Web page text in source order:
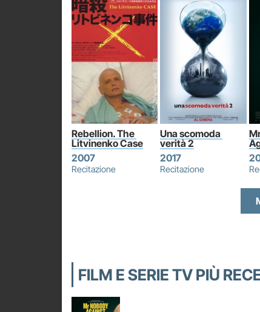
Rebellion. The
Litvinenko Case
2007
Recitazione
Una scomoda
verità 2
2017
Recitazione
FILM E SERIE TV PIÙ